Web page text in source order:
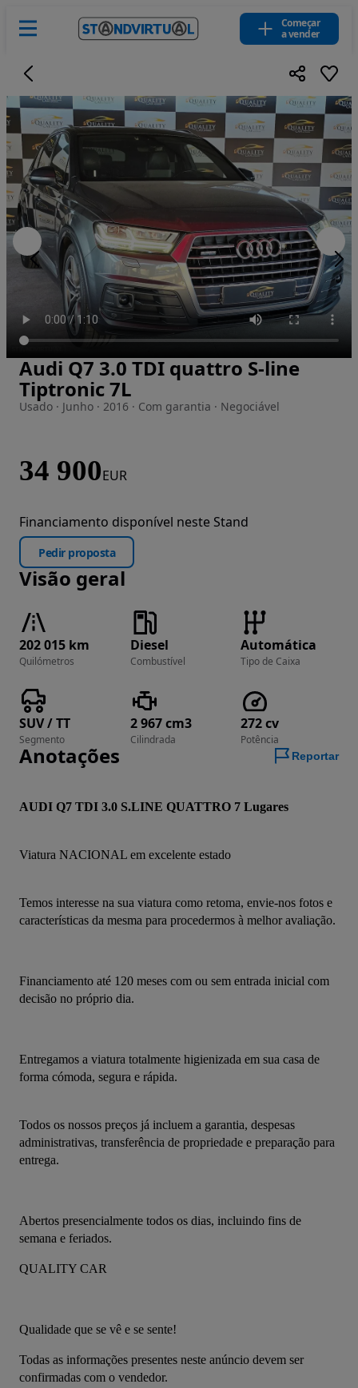
Começar
a vender
Imagem 1 de 15
Audi Q7 3.0 TDI quattro S-line
Tiptronic 7L
Usado · Junho · 2016 · Com garantia · Negociável
34 900EUR
Financiamento disponível neste Stand
Pedir proposta
Visão geral
202 015 km
Quilómetros
Diesel
Combustível
Automática
Tipo de Caixa
SUV / TT
Segmento
2 967 cm3
Cilindrada
272 cv
Potência
Anotações Reportar
AUDI Q7 TDI 3.0 S.LINE QUATTRO 7 Lugares
Viatura NACIONAL em excelente estado
Temos interesse na sua viatura como retoma, envie-nos fotos e
características da mesma para procedermos à melhor avaliação.
Financiamento até 120 meses com ou sem entrada inicial com
decisão no próprio dia.
Entregamos a viatura totalmente higienizada em sua casa de
forma cómoda, segura e rápida.
Todos os nossos preços já incluem a garantia, despesas
administrativas, transferência de propriedade e preparação para
entrega.
Abertos presencialmente todos os dias, incluindo fins de
semana e feriados.
QUALITY CAR
Qualidade que se vê e se sente!
Todas as informações presentes neste anúncio devem ser
confirmadas com o vendedor.